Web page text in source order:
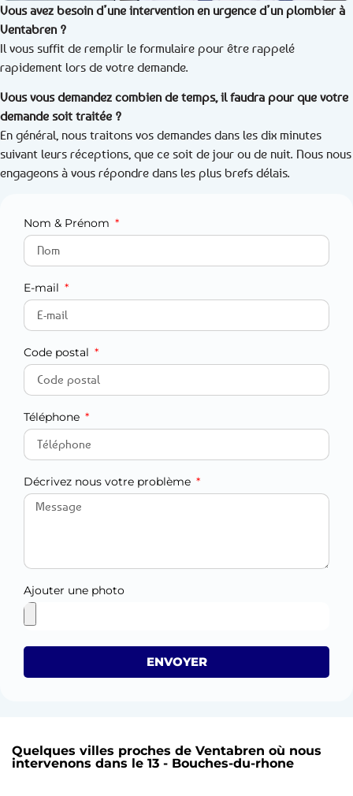
Vous avez besoin d’une intervention en urgence d’un plombier à
Ventabren ?
Il vous suffit de remplir le formulaire pour être rappelé
rapidement lors de votre demande.
Vous vous demandez combien de temps, il faudra pour que votre
demande soit traitée ?
En général, nous traitons vos demandes dans les dix minutes
suivant leurs réceptions, que ce soit de jour ou de nuit. Nous nous
engageons à vous répondre dans les plus brefs délais.
Nom & Prénom
E-mail
Code postal
Téléphone
Décrivez nous votre problème
Ajouter une photo
ENVOYER
Quelques villes proches de Ventabren où nous
intervenons dans le 13 - Bouches-du-rhone